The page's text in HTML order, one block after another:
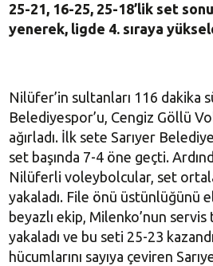
25-21, 16-25, 25-18’lik set
yenerek, ligde 4. sıraya
Nilüfer’in sultanları 116 dakika
Belediyespor’u, Cengiz Göllü
ağırladı. İlk sete Sarıyer
set başında 7-4 öne geçti.
Nilüferli voleybolcular, set
yakaladı. File önü üstünlüğünü
beyazlı ekip, Milenko’nun servis
yakaladı ve bu seti 25-23
hücumlarını sayıya çeviren